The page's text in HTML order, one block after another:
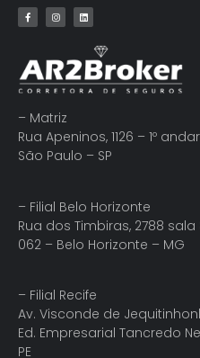
– Matriz
Rua Apeninos, 1126 – 1º
São Paulo – SP
– Filial Belo Horizonte
Rua dos Timbiras, 2788 sala
062 – Belo Horizonte – MG
– Filial Recife
Av. Visconde de
Ed. Empresarial Tancredo
PE